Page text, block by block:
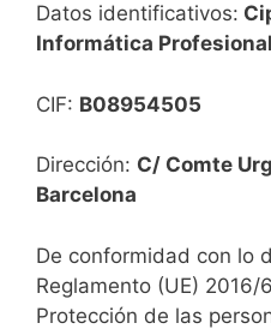
Datos identificativos:
Informática
CIF: B08954505
Dirección: C/ Comte
Barcelona
De conformidad con lo
Reglamento (UE)
Protección de las